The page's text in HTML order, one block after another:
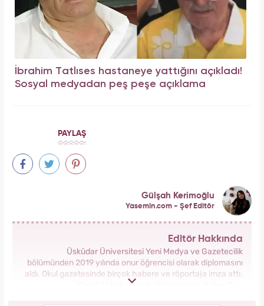
İbrahim Tatlıses hastaneye yattığını açıkladı!
Sosyal medyadan peş peşe açıklama
PAYLAŞ
Gülşah Kerimoğlu
Yasemin.com - Şef Editör
Editör Hakkında
Üsküdar Üniversitesi Yeni Medya ve Gazetecilik
bölümünden 2019 yılında onur öğrencisi olarak diplomasını
aldı. Okul gazetesinde birçok habere ve röportaja imza attı.
Kanal 7 Medya Grubu bünyesinde Haber 7 ve